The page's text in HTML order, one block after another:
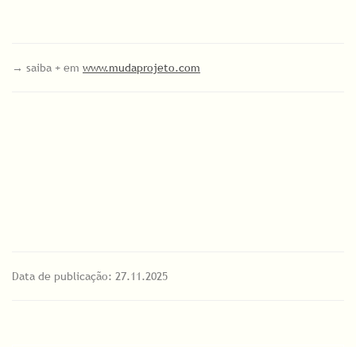
→ saiba + em www.mudaprojeto.com
Data de publicação: 27.11.2025